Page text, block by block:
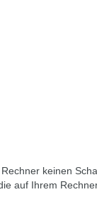
keinen
auf Ihrem